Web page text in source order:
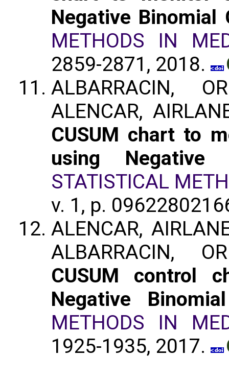
Negative Binomial
METHODS IN
2859-2871, 2018.
ALBARRACIN,
ALENCAR,
CUSUM chart to
using Negative
STATISTICAL
v. 1, p.
ALENCAR,
ALBARRACIN,
CUSUM control
Negative
METHODS IN
1925-1935, 2017.